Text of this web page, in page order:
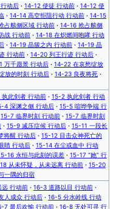
动后 · 14-12 使徒 行动前 · 14-12 使
· 14-14 高空拒阻行动 行动前 · 14-15
占舷侧区域 行动前 · 14-16 抢占舷侧
战 行动前 · 14-18 在炽燃间咆哮 行动
· 14-19 晶簇之内 行动前 · 14-19 晶
行动前 · 14-20 列王行迹 行动后 ·
万千愿景 行动后 · 14-22 在哀愁绽放
放的时刻 行动后 · 14-23 良夜将死 ·
此剑者 行动前 · 15-2 执此剑者 行动
4 深渊之侧 行动后 · 15-5 喧哗争端 行
15-7 临界时刻 行动前 · 15-7 临界时刻
· 15-9 减压症候 行动后 · 15-11 一段长
将醒 行动后 · 15-12 目击众神死亡的
睛 行动后 · 15-14 在尘或血中 行动
16 永恒与此刻的误差 · 15-17 “她” 行
从未怀疑，从未远离 行动前 · 15-20
一隅的归宿
行动前 · 16-3 道路以目 行动前 ·
人成众 行动后 · 16-5 分水岭线 行动
7 最后欢愉 行动前 · 16-8 无处可寻 行